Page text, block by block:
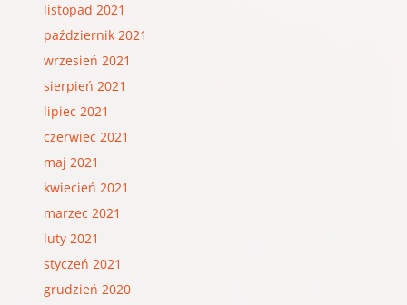
listopad 2021
październik 2021
wrzesień 2021
sierpień 2021
lipiec 2021
czerwiec 2021
maj 2021
kwiecień 2021
marzec 2021
luty 2021
styczeń 2021
grudzień 2020